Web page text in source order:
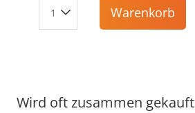
Warenkorb
Wird oft zusammen gekauft